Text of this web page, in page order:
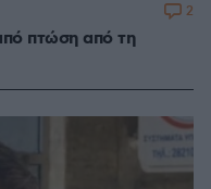
πτώση από τη
2